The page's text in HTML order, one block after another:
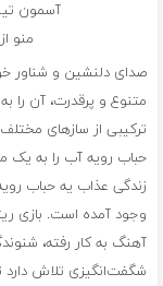
آسمون
منو
صدای دلنشین و شناور
متنوع و پرقدرت، آن را
ترکیبی از سازهای
حباب رویه آب را به یک
زندگی عذاب یه حباب
وجود آمده است. بازی
آهنگ به کار رفته،
شگفت‌انگیزی تلاش دارد